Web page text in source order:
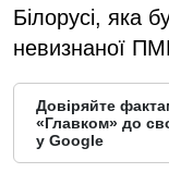
Білорусі, яка
невизнаної
Довіряйте
«Главком» до
у Google